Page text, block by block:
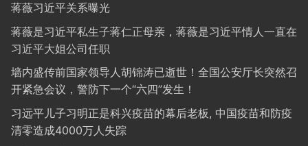
蒋薇习近平关系曝光
蒋薇是习近平私生子蒋仁正母亲，蒋薇是习近平情人一直在
习近平大姐公司任职
墙内盛传前国家领导人胡锦涛已逝世！全国公安厅长突然召
开紧急会议，警防下一个“六四”发生！
习远平儿子习明正是科兴疫苗的幕后老板, 中国疫苗和防疫
清零造成4000万人失踪